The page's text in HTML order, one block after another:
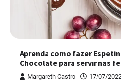
Aprenda como fazer
Chocolate para servir nas
Margareth Castro
17/07/2022